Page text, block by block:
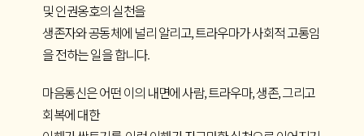
및 인권옹호의 실천을
생존자와 공동체에 널리 알리고, 트라우마가 사회적 고통임
을 전하는 일을 합니다.
마음통신은 어떤 이의 내면에 사람, 트라우마, 생존, 그리고
회복에 대한